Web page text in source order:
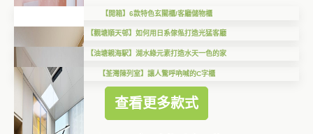
【開箱】6款特色玄關櫃/客廳儲物櫃
【觀塘順天邨】如何用日系傢俬打造光猛客廳
【油塘親海駅】湖水綠元素打造水天一色的家
【荃灣陳列室】讓人驚呼吶喊的C字櫃
查看更多款式